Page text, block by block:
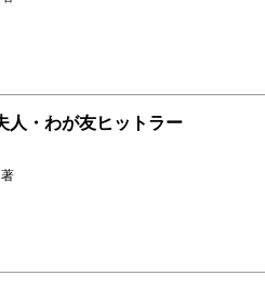
人・わが友ヒットラー